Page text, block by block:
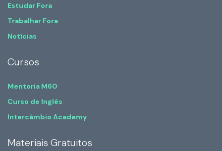
Estudar Fora
Trabalhar Fora
Notícias
Cursos
Mentoria M60
Curso de Inglês
Intercâmbio Academy
Materiais Gratuitos